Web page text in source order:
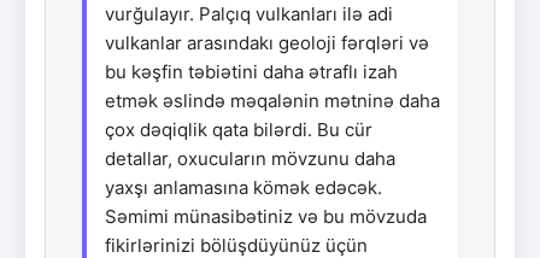
vurğulayır. Palçıq vulkanları ilə adi
vulkanlar arasındakı geoloji fərqləri və
bu kəşfin təbiətini daha ətraflı izah
etmək əslində məqalənin mətninə daha
çox dəqiqlik qata bilərdi. Bu cür
detallar, oxucuların mövzunu daha
yaxşı anlamasına kömək edəcək.
Səmimi münasibətiniz və bu mövzuda
fikirlərinizi bölüşdüyünüz üçün